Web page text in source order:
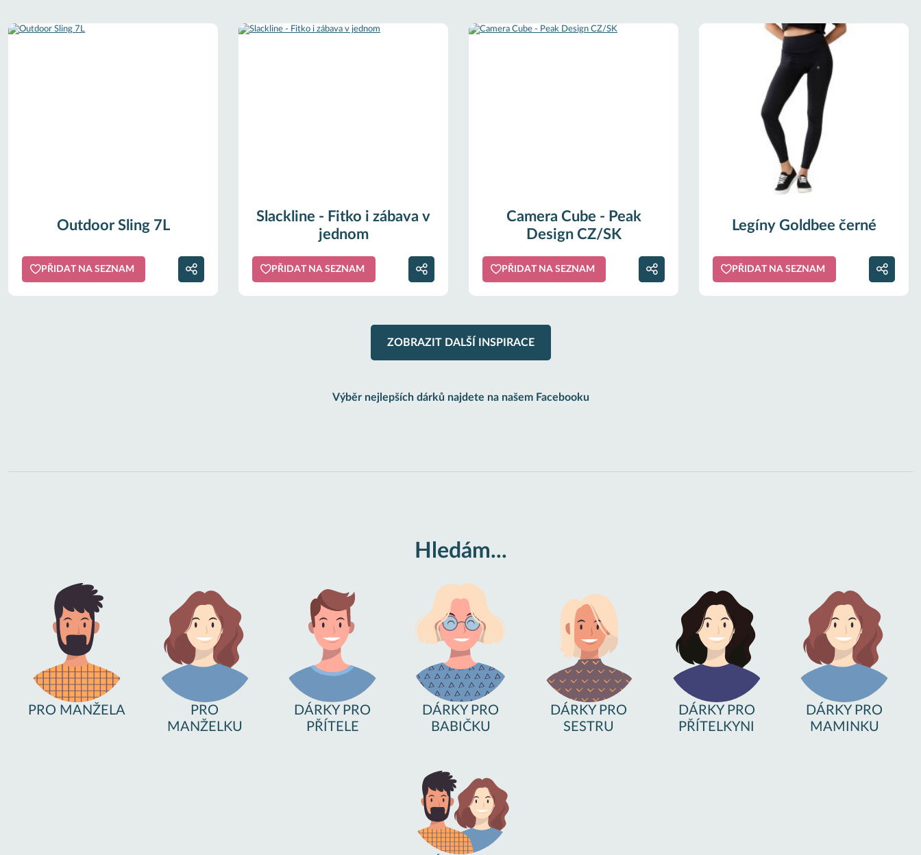
Outdoor Sling 7L
PŘIDAT NA SEZNAM
Slackline - Fitko i zábava v
jednom
PŘIDAT NA SEZNAM
Camera Cube - Peak
Design CZ/SK
PŘIDAT NA SEZNAM
Legíny Goldbee černé
PŘIDAT NA SEZNAM
ZOBRAZIT DALŠÍ INSPIRACE
Výběr nejlepších dárků najdete na našem Facebooku
Hledám...
PRO MANŽELA
PRO
MANŽELKU
DÁRKY PRO
PŘÍTELE
DÁRKY PRO
BABIČKU
DÁRKY PRO
SESTRU
DÁRKY PRO
PŘÍTELKYNI
DÁRKY PRO
MAMINKU